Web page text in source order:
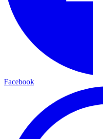
Facebook